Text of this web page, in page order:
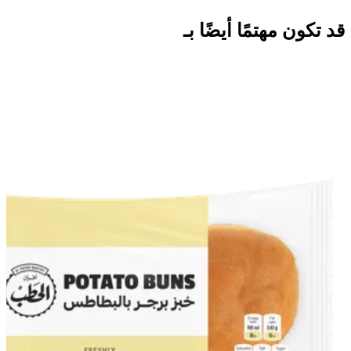
قد تكون مهتمًا أيضًا بـ